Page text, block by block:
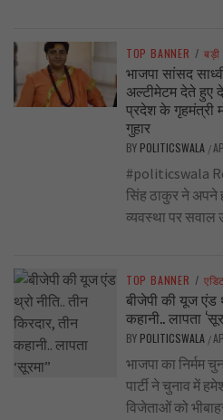
TOP BANNER /
भाजपा सांसद
अल्टीमेटम देते हुए
प्रदेश के गृहमंत्री
गुहार
BY POLITICSWALA /
#politicswala
सिंह ठाकुर ने अपने
व्यवस्था पर सवाल
TOP BANNER /
बीजेपी की यूज एंड
कहानी.. लापता
BY POLITICSWALA /
भाजपा का निर्मम
पार्टी ने चुनाव में
विजेताओं को